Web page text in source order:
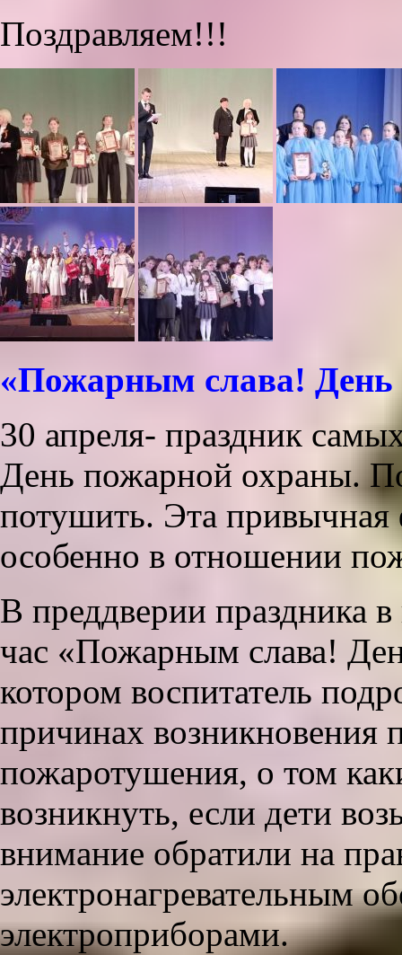
Поздравляем!!!
«Пожарным слава!
30 апреля- праздник
День пожарной охраны.
потушить. Эта привычная
особенно в отношении
В преддверии праздника
час «Пожарным слава!
котором воспитатель
причинах возникновения
пожаротушения, о том
возникнуть, если дети
внимание обратили на
электронагревательным
электроприборами.